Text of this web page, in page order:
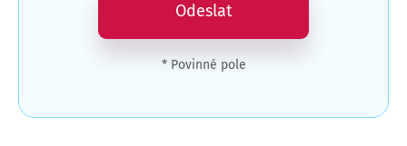
Odeslat
* Povinné pole